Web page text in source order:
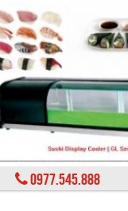
0977.545.888